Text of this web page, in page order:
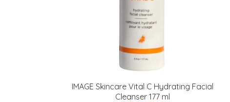
IMAGE Skincare Vital C Hydrating Facial
Cleanser 177 ml